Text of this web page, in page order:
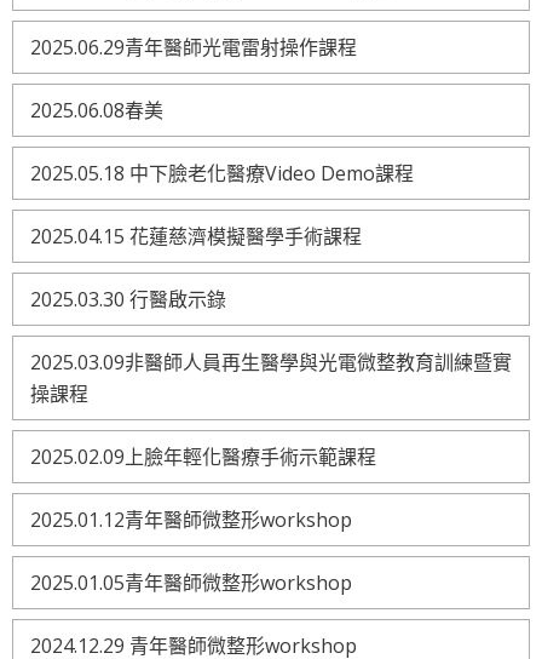
2025.06.29青年醫師光電雷射操作課程
2025.06.08春美
2025.05.18 中下臉老化醫療Video Demo課程
2025.04.15 花蓮慈濟模擬醫學手術課程
2025.03.30 行醫啟示錄
2025.03.09非醫師人員再生醫學與光電微整教育訓練暨實
操課程
2025.02.09上臉年輕化醫療手術示範課程
2025.01.12青年醫師微整形workshop
2025.01.05青年醫師微整形workshop
2024.12.29 青年醫師微整形workshop